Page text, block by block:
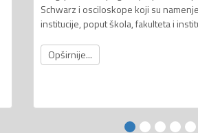
Schwarz i osciloskope koji su
institucije, poput škola, fakulteta i
Opširnije...